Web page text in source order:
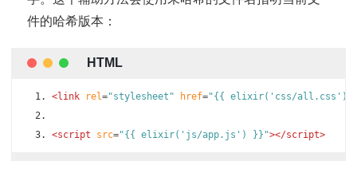
件的哈希版本：
<link rel="stylesheet" href="{{ elixir('css/all.css')
<script src="{{ elixir('js/app.js') }}"></script>